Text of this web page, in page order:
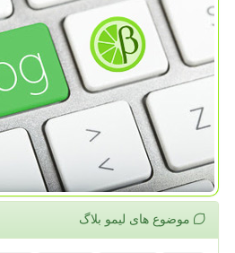
موضوع های لیمو بلاگ